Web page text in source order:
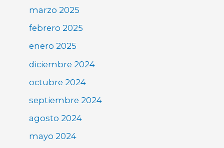
marzo 2025
febrero 2025
enero 2025
diciembre 2024
octubre 2024
septiembre 2024
agosto 2024
mayo 2024